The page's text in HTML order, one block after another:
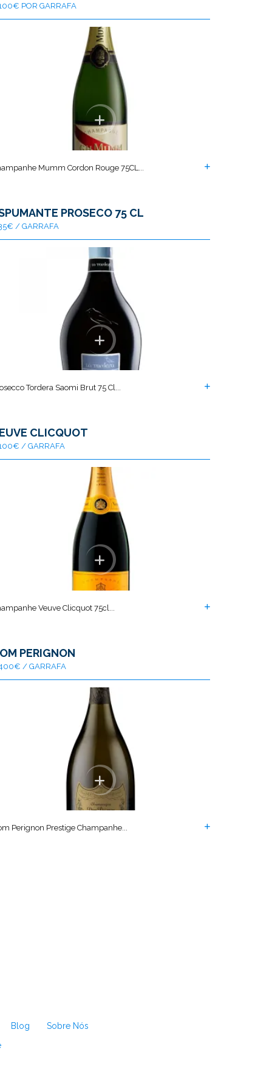
POR GARRAFA
Mumm Cordon Rouge 75CL...
PROSECO 75 CL
/ GARRAFA
Tordera Saomi Brut 75 Cl...
CLICQUOT
/ GARRAFA
Veuve Clicquot 75cl...
PERIGNON
/ GARRAFA
Perignon Prestige Champanhe...
Blog
Sobre Nós